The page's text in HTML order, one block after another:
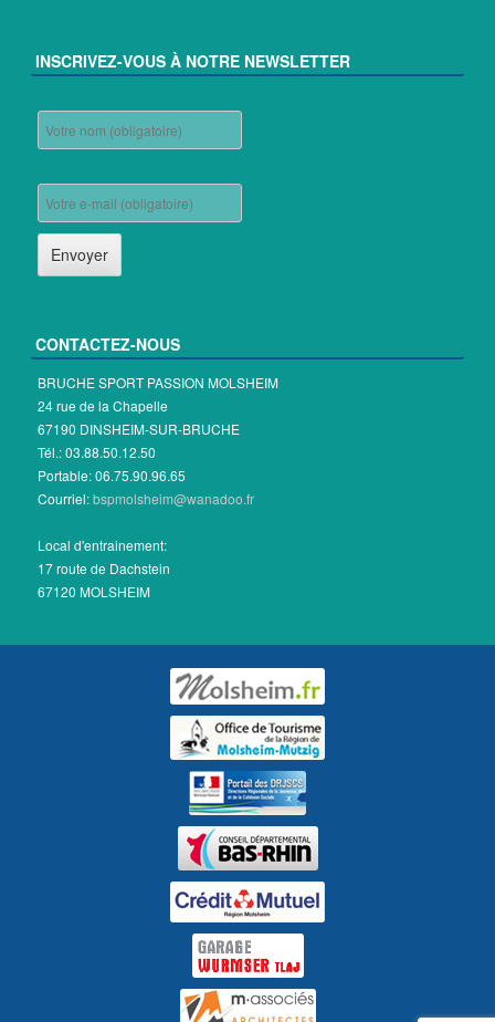
INSCRIVEZ-VOUS À NOTRE NEWSLETTER
CONTACTEZ-NOUS
BRUCHE SPORT PASSION MOLSHEIM
24 rue de la Chapelle
67190 DINSHEIM-SUR-BRUCHE
Tél.: 03.88.50.12.50
Portable: 06.75.90.96.65
Courriel:bspmolsheim@wanadoo.fr
Local d'entrainement:
17 route de Dachstein
67120 MOLSHEIM